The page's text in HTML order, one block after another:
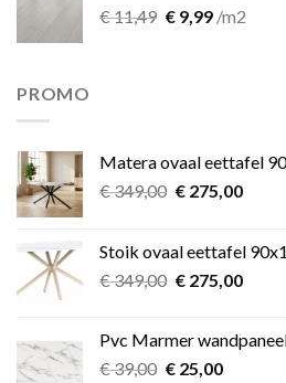
€11,49 Oorspronkelijke
€9,99Huidige
/m2
PROMO
Matera ovaal eettafel
€349,00
€ 349,00.
€275,00
€
Stoik ovaal eettafel
€349,00
€ 349,00.
€275,00
€
Pvc Marmer
€39,00 Oorspronkelijke
€25,00Huidige